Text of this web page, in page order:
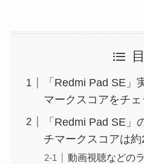
「Redmi Pad SE」
マークスコアをチェ
「Redmi Pad SE」
チマークスコアは約
動画視聴などの